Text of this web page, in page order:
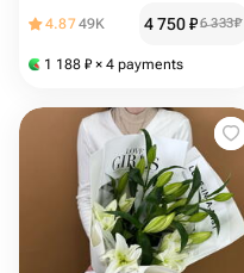
4.8749K 4 750₽6 333₽
1 188 ₽ × 4 payments